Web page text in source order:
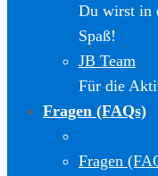
Du wirst in
Spaß!
JB Team
Für die
Fragen (FAQs)
Fragen